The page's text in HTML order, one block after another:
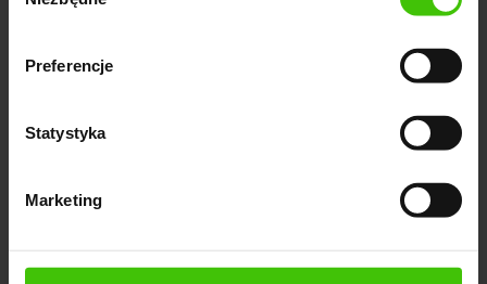
Preferencje
Statystyka
Marketing
najlepiej i najczęściej
marketingu internetowego w
Polsce na największych platformach do ocen:
przekonaj się, że warto z nami współpracować.